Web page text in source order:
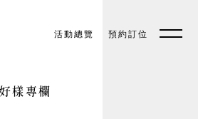
活動總覽 預約訂位
預約訂位 EN
好樣專欄